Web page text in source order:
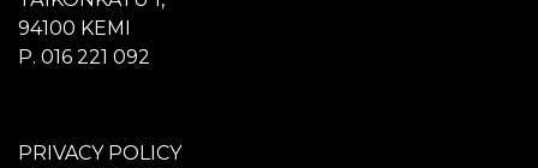
94100 KEMI
P. 016 221 092
PRIVACY POLICY